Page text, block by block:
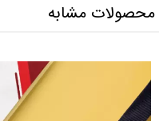
محصولات مشابه